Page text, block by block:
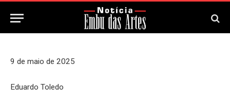
11 de Maio, 2025 Updated: 11 de Maio, 2025
9 de maio de 2025
Eduardo Toledo